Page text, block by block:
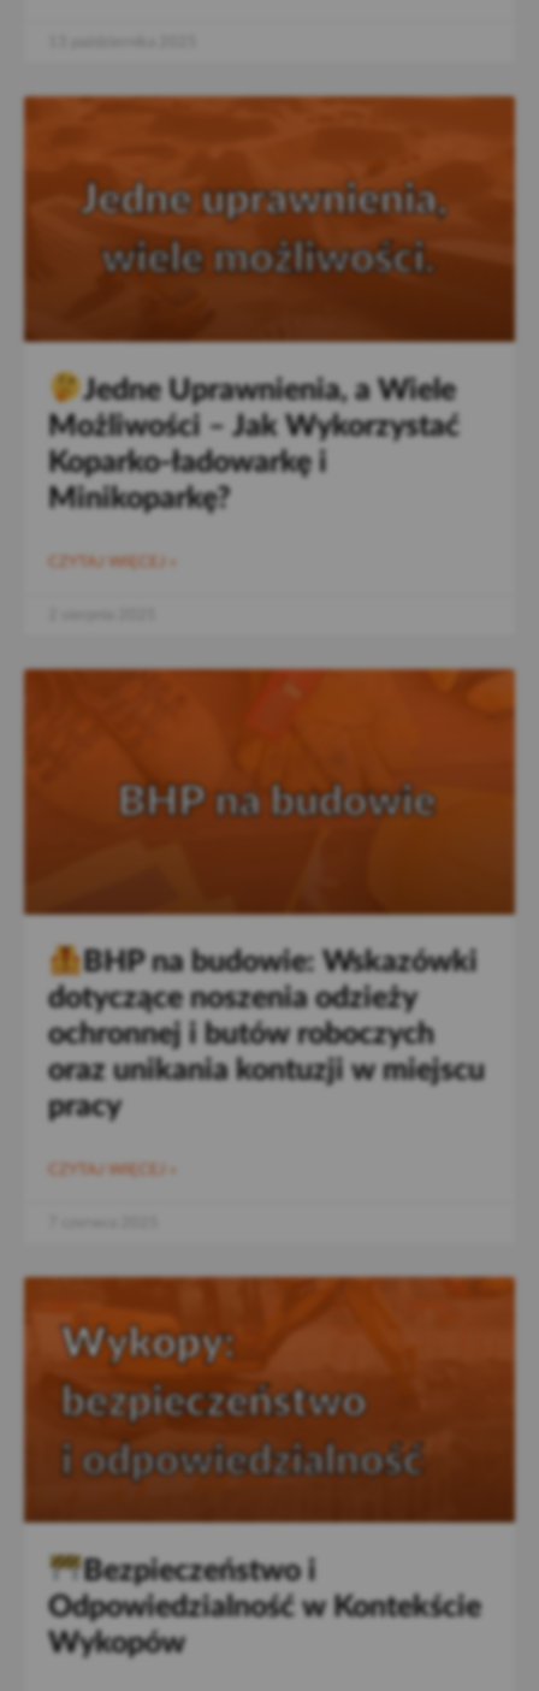
Jedne Uprawnienia, a Wiele
Możliwości – Jak Wykorzystać
Koparko-ładowarkę i
Minikoparkę?
CZYTAJ WIĘCEJ »
BHP na budowie: Wskazówki
dotyczące noszenia odzieży
ochronnej i butów roboczych
oraz unikania kontuzji w miejscu
pracy
CZYTAJ WIĘCEJ »
Bezpieczeństwo i
Odpowiedzialność w Kontekście
Wykopów